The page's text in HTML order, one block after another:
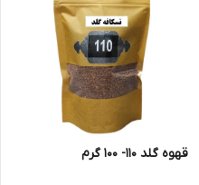
قهوه گلد 110- 100 گرم